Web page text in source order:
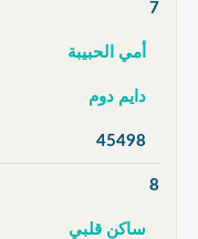
7
أمي الحبيبة
دايم دوم
45498
8
ساكن قلبي